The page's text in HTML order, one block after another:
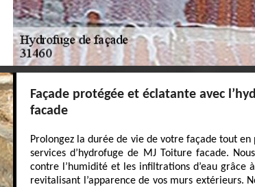
Façade protégée et éclatante avec
facade
Prolongez la durée de vie de votre façade tout
services d’hydrofuge de MJ Toiture facade.
contre l’humidité et les infiltrations d’eau grâce
revitalisant l’apparence de vos murs extérieurs.